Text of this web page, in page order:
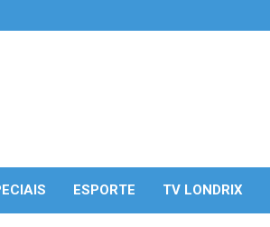
ESPORTE TV LONDRIX